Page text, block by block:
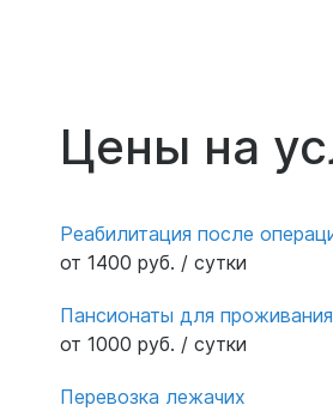
Цены на
Реабилитация после
от 1400 руб. / сутки
Пансионаты для проживания
от 1000 руб. / сутки
Перевозка лежачих